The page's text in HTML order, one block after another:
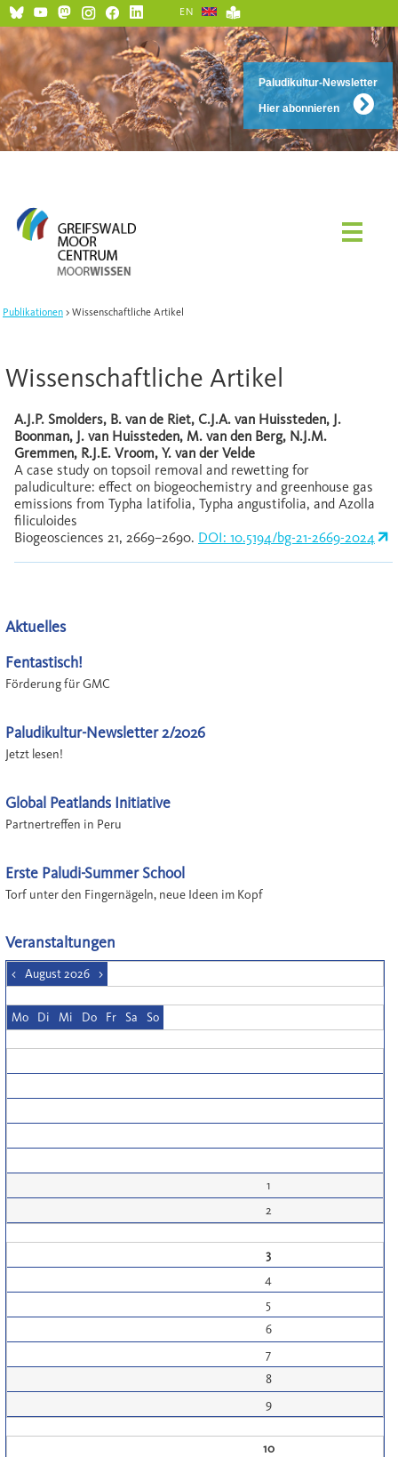
Paludikultur-Newsletter
Hier abonnieren
EN
Publikationen Wissenschaftliche Artikel
Wissenschaftliche Artikel
A.J.P. Smolders, B. van de Riet, C.J.A. van Huissteden, J.
Boonman, J. van Huissteden, M. van den Berg, N.J.M.
Gremmen, R.J.E. Vroom, Y. van der Velde
A case study on topsoil removal and rewetting for
paludiculture: effect on biogeochemistry and greenhouse gas
emissions from Typha latifolia, Typha angustifolia, and Azolla
filiculoides
Biogeosciences 21, 2669–2690. DOI: 10.5194/bg-21-2669-2024
Aktuelles
Fentastisch!
Förderung für GMC
Paludikultur-Newsletter 2/2026
Jetzt lesen!
Global Peatlands Initiative
Partnertreffen in Peru
Erste Paludi-Summer School
Torf unter den Fingernägeln, neue Ideen im Kopf
Veranstaltungen
< August 2026 >
Mo Di Mi Do Fr Sa So
1
2
3
4
5
6
7
8
9
10